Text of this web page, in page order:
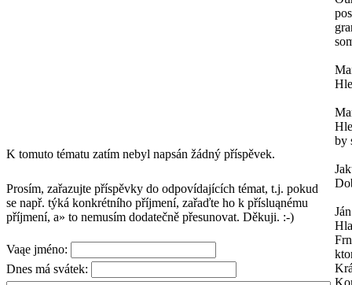
K tomuto tématu zatím nebyl napsán žádný příspěvek.
Prosím, zařazujte příspěvky do odpovídajících témat, t.j. pokud
se např. týká konkrétního příjmení, zařaďte ho k přísluąnému
příjmení, a» to nemusím dodatečně přesunovat. Děkuji. :-)
Vaąe jméno:
Dnes má svátek:
by
Ján